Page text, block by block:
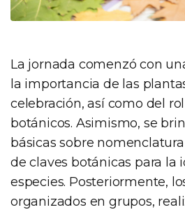
La jornada comenzó con
la importancia de las
celebración, así como del
botánicos. Asimismo, se
básicas sobre
de claves botánicas para la
especies. Posteriormente,
organizados en grupos,